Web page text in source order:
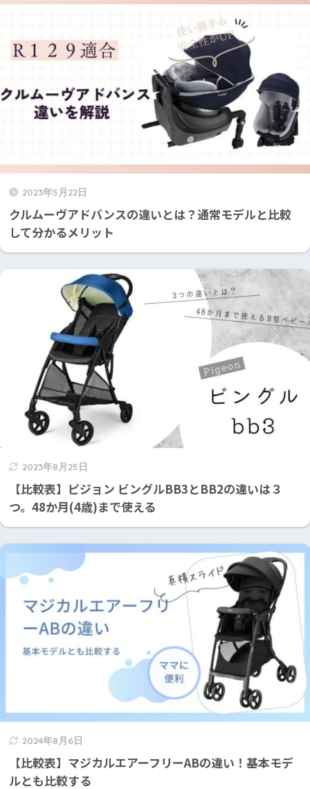
2023年5月22日
クルムーヴアドバンスの違いとは？通常モデルと比較
して分かるメリット
2023年8月25日
【比較表】ピジョン ビングルBB3とBB2の違いは３
つ。48か月(4歳)まで使える
2024年8月6日
【比較表】マジカルエアーフリーABの違い！基本モデ
ルとも比較する